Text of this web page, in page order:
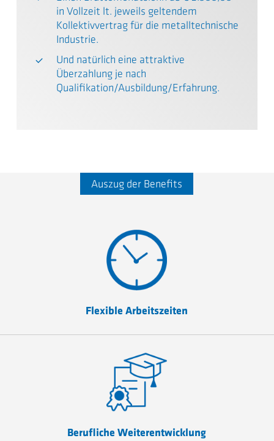
in Vollzeit lt. jeweils geltendem
Kollektivvertrag für die metalltechnische
Industrie.
Und natürlich eine attraktive
Überzahlung je nach
Qualifikation/Ausbildung/Erfahrung.
Auszug der Benefits
Flexible Arbeitszeiten
Berufliche Weiterentwicklung